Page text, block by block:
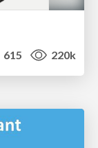
615 220k